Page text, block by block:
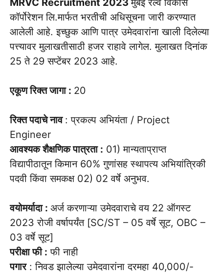
MRVC Recruitment 2023मुंबई रेल्वे विकास
कॉर्पोरेशन लि.मार्फत भरतीची अधिसूचना जारी करण्यात
आलेली आहे. इच्छुक आणि पात्र उमेदवारांना खाली दिलेल्या
पत्त्यावर मुलाखतीसाठी हजर राहावे लागेल. मुलाखत दिनांक
25 ते 29 सप्टेंबर 2023 आहे.
एकूण रिक्त जागा : 20
रिक्त पदाचे नाव : प्रकल्प अभियंता / Project
Engineer
आवश्यक शैक्षणिक पात्रता : 01) मान्यताप्राप्त
विद्यापीठातून किमान 60% गुणांसह स्थापत्य अभियांत्रिकी
पदवी किंवा समकक्ष 02) 02 वर्षे अनुभव.
वयोमर्यादा : अर्ज करणाऱ्या उमेदवाराचे वय 22 ऑगस्ट
2023 रोजी वर्षापर्यंत [SC/ST – 05 वर्षे सूट, OBC –
03 वर्षे सूट]
परीक्षा फी : फी नाही
पगार: निवड झालेल्या उमेदवारांना दरमहा 40,000/-